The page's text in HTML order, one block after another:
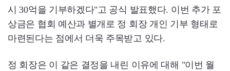
시 30억을 기부하겠다"고 공식 발표했다. 이번 추가 포
상금은 협회 예산과 별개로 정 회장 개인 기부 형태로
마련된다는 점에서 더욱 주목받고 있다.
정 회장은 이 같은 결정을 내린 이유에 대해 "이번 월